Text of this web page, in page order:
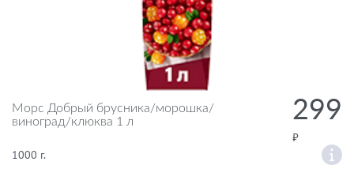
Морс Добрый брусника/морошка/
виноград/клюква 1 л
299
1000 г.